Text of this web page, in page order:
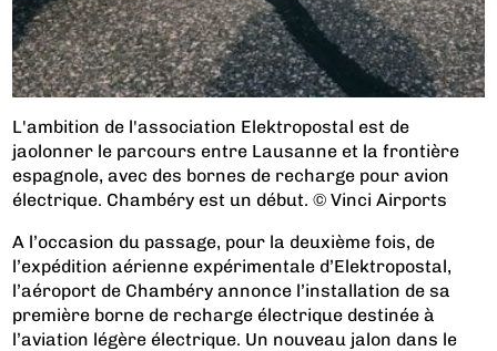
L'ambition de l'association Elektropostal est de
jaolonner le parcours entre Lausanne et la frontière
espagnole, avec des bornes de recharge pour avion
électrique. Chambéry est un début. © Vinci Airports
A l’occasion du passage, pour la deuxième fois, de
l’expédition aérienne expérimentale d’Elektropostal,
l’aéroport de Chambéry annonce l’installation de sa
première borne de recharge électrique destinée à
l’aviation légère électrique. Un nouveau jalon dans le